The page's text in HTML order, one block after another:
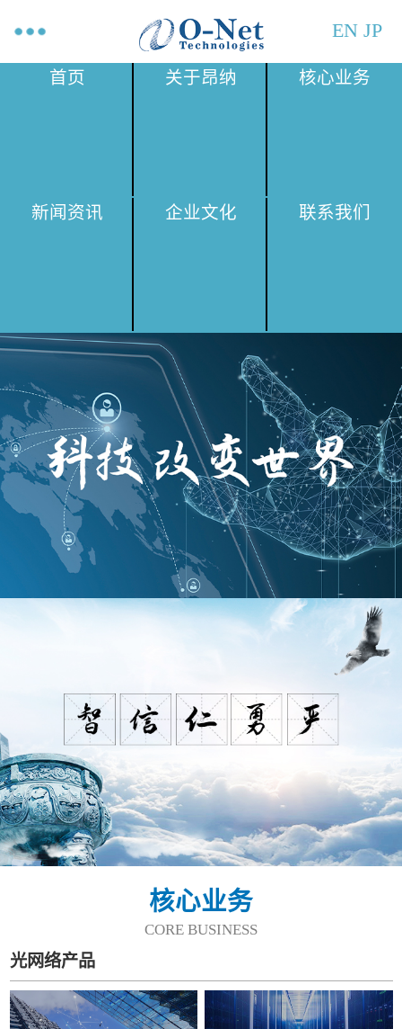
EN JP
首页 关于昂纳 核心业务
新闻资讯 企业文化 联系我们
核心业务
CORE BUSINESS
光网络产品